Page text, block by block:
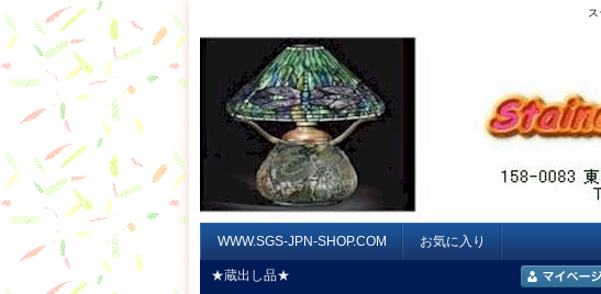
WWW.SGS-JPN-SHOP.COM お気に入り
★蔵出し品★